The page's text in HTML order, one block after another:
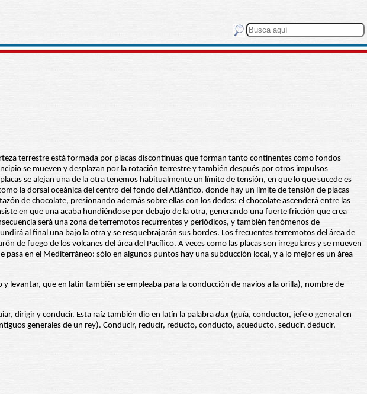
terrestre está formada por placas discontinuas que forman tanto continentes como fondos
se mueven y desplazan por la rotación terrestre y también después por otros impulsos
se alejan una de la otra tenemos habitualmente un límite de tensión, en que lo que sucede es
la dorsal oceánica del centro del fondo del Atlántico, donde hay un límite de tensión de placas
de chocolate, presionando además sobre ellas con los dedos: el chocolate ascenderá entre las
en que una acaba hundiéndose por debajo de la otra, generando una fuerte fricción que crea
será una zona de terremotos recurrentes y periódicos, y también fenómenos de
al final una bajo la otra y se resquebrajarán sus bordes. Los frecuentes terremotos del área de
de fuego de los volcanes del área del Pacífico. A veces como las placas son irregulares y se mueven
en el Mediterráneo: sólo en algunos puntos hay una subducción local, y a lo mejor es un área
levantar, que en latín también se empleaba para la conducción de navíos a la orilla), nombre de
dirigir y conducir. Esta raíz también dio en latín la palabra dux (guía, conductor, jefe o general en
generales de un rey). Conducir, reducir, reducto, conducto, acueducto, seducir, deducir,